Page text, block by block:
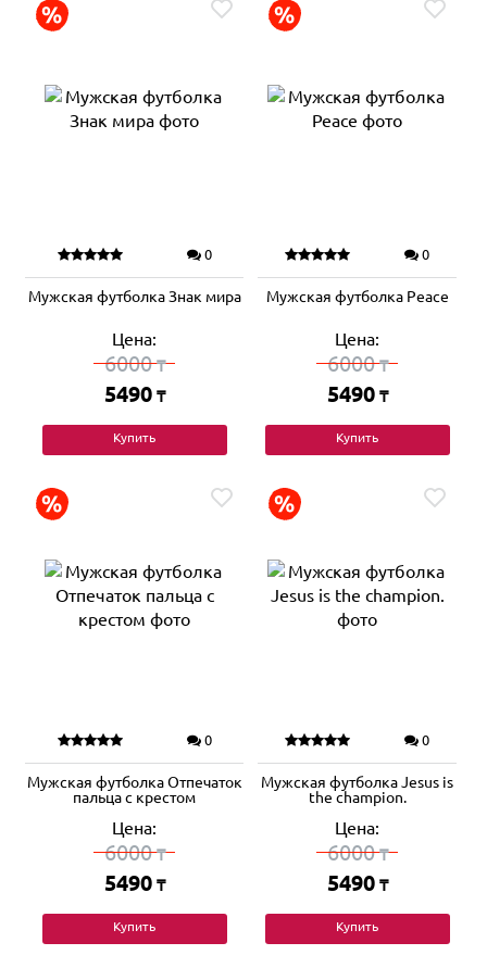
0
Мужская футболка Знак мира
Цена:
6000₸
5490 ₸
Купить
0
Мужская футболка Peace
Цена:
6000₸
5490 ₸
Купить
0
Мужская футболка Отпечаток
пальца с крестом
Цена:
6000₸
5490 ₸
Купить
0
Мужская футболка Jesus is
the champion.
Цена:
6000₸
5490 ₸
Купить